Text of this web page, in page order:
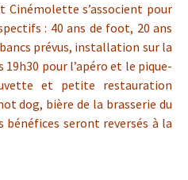
s’associent pour
: 40 ans de foot, 20 ans
prévus, installation sur la
19h30 pour l’apéro et le pique-
et petite restauration
dog, bière de la brasserie du
seront reversés à la